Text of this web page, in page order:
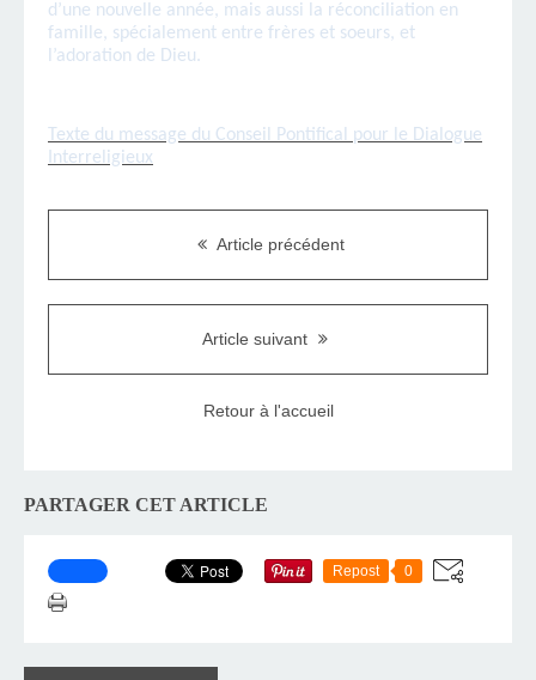
d’une nouvelle année, mais aussi la réconciliation en
famille, spécialement entre frères et soeurs, et
l’adoration de Dieu.
Texte du message du Conseil Pontifical pour le Dialogue
Interreligieux
Article précédent
Article suivant
Retour à l'accueil
PARTAGER CET ARTICLE
Repost 0